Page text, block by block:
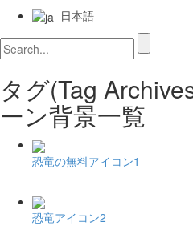
日本語
タグ(Tag
ーン背景一覧
恐竜の無料アイコン1
恐竜アイコン2